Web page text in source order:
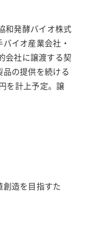
和発酵バイオ株式
イオ産業会社・
会社に譲渡する契
の提供を続ける
を計上予定。譲
造を目指すた